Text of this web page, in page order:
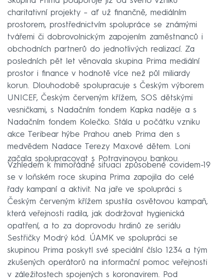
charitativní projekty – ať už finančně, mediálním
prostorem, prostřednictvím spolupráce se známými
tvářemi či dobrovolnickým zapojením zaměstnanců i
obchodních partnerů do jednotlivých realizací. Za
posledních pět let věnovala skupina Prima mediální
prostor i finance v hodnotě více než půl miliardy
korun. Dlouhodobě spolupracuje s Českým výborem
UNICEF, Českým červeným křížem, SOS dětskými
vesničkami, s Nadačním fondem Kapka naděje a s
Nadačním fondem Kolečko. Stála u počátku vzniku
akce Teribear hýbe Prahou aneb Prima den s
medvědem Nadace Terezy Maxové dětem. Loni
začala spolupracovat s Potravinovou bankou.
Vzhledem k mimořádné situaci způsobené covidem-19
se v loňském roce skupina Prima zapojila do celé
řady kampaní a aktivit. Na jaře ve spolupráci s
Českým červeným křížem spustila osvětovou kampaň,
která veřejnosti radila, jak dodržovat hygienická
opatření, a to za doprovodu hrdinů ze seriálu
Sestřičky Modrý kód. ÚAMK ve spolupráci se
skupinou Prima poskytl své speciální číslo 1234 a tým
zkušených operátorů na informační pomoc veřejnosti
v záležitostech spojených s koronavirem. Pod